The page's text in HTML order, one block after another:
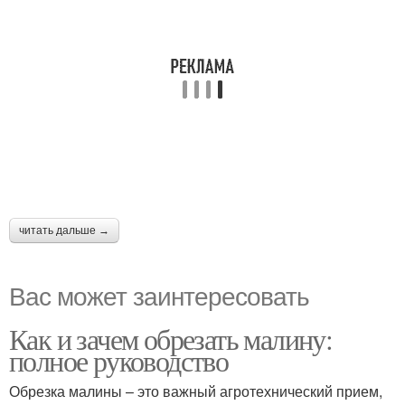
читать дальше →
Вас может заинтересовать
Как и зачем обрезать малину:
полное руководство
Обрезка малины – это важный агротехнический прием,